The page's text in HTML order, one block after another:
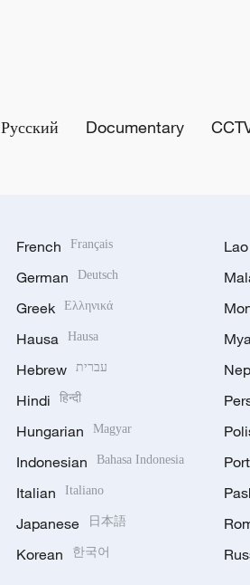
Русский Documentary
French Français
German Deutsch
Greek Ελληνικά
Hausa Hausa
Hebrew עברית
Hindi हिन्दी
Hungarian Magyar
Indonesian Bahasa Indonesia
Italian Italiano
Japanese 日本語
Korean 한국어
Lao